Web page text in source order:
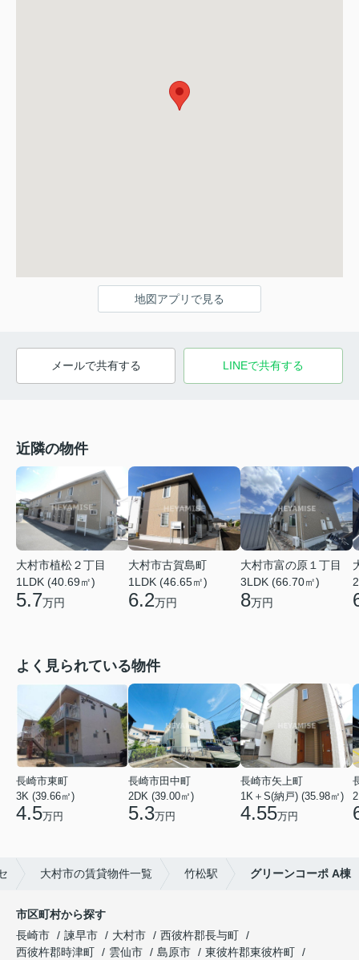
地図アプリで見る
メールで共有する LINEで共有する
近隣の物件
大村市植松２丁目
1LDK (40.69㎡)
5.7万円
大村市古賀島町
1LDK (46.65㎡)
6.2万円
大村市富の原１丁目
3LDK (66.70㎡)
8万円
よく見られている物件
長崎市東町
3K (39.66㎡)
4.5万円
長崎市田中町
2DK (39.00㎡)
5.3万円
長崎市矢上町
1K＋S(納戸) (35.98㎡)
4.55万円
大村市の賃貸物件一覧 竹松駅 グリーンコーポ A棟
市区町村から探す
長崎市
諫早市 大村市
西彼杵郡長与町
西彼杵郡時津町
雲仙市 島原市
東彼杵郡東彼杵町